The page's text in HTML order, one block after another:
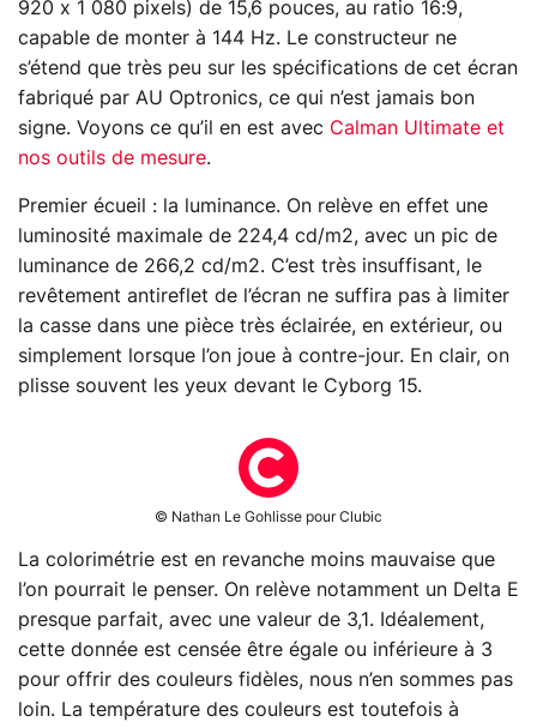
920 x 1 080 pixels) de 15,6 pouces, au ratio 16:9,
capable de monter à 144 Hz. Le constructeur ne
s’étend que très peu sur les spécifications de cet écran
fabriqué par AU Optronics, ce qui n’est jamais bon
signe. Voyons ce qu’il en est avec Calman Ultimate et
nos outils de mesure.
Premier écueil : la luminance. On relève en effet une
luminosité maximale de 224,4 cd/m2, avec un pic de
luminance de 266,2 cd/m2. C’est très insuffisant, le
revêtement antireflet de l’écran ne suffira pas à limiter
la casse dans une pièce très éclairée, en extérieur, ou
simplement lorsque l’on joue à contre-jour. En clair, on
plisse souvent les yeux devant le Cyborg 15.
© Nathan Le Gohlisse pour Clubic
La colorimétrie est en revanche moins mauvaise que
l’on pourrait le penser. On relève notamment un Delta E
presque parfait, avec une valeur de 3,1. Idéalement,
cette donnée est censée être égale ou inférieure à 3
pour offrir des couleurs fidèles, nous n’en sommes pas
loin. La température des couleurs est toutefois à